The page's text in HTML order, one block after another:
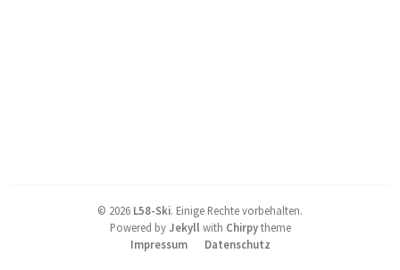
© 2026 L58-Ski. Einige Rechte vorbehalten.
Powered byJekyll with Chirpytheme
Impressum
Datenschutz